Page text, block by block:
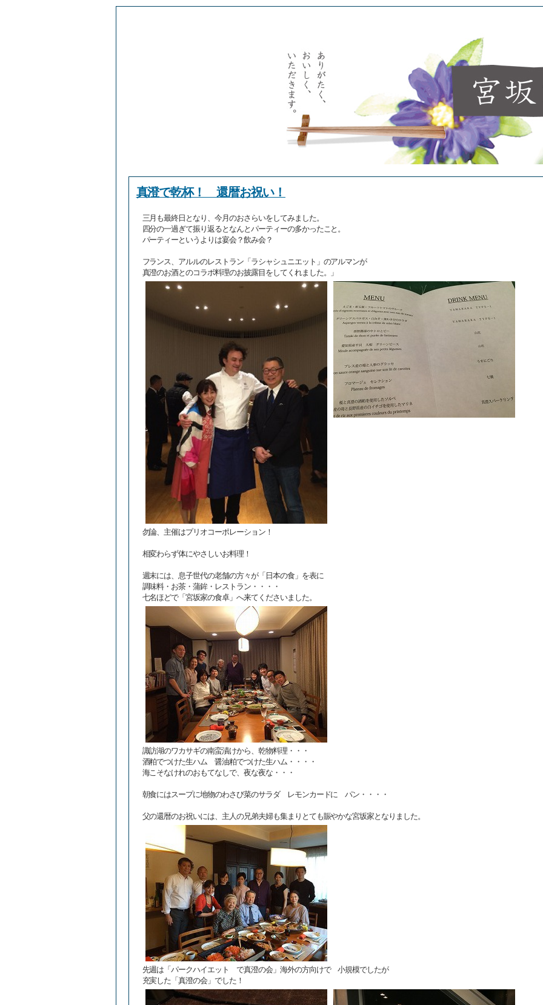
真澄で乾杯！ 還暦お祝い！
三月も最終日となり、今月のおさらいをしてみました。
四分の一過ぎて振り返るとなんとパーティーの多かったこと。
パーティーというよりは宴会？飲み会？
フランス、アルルのレストラン「ラシャシュニエット」のアルマンが
真澄のお酒とのコラボ料理のお披露目をしてくれました。」
勿論、主催はプリオコーポレーション！
相変わらず体にやさしいお料理！
週末には、息子世代の老舗の方々が「日本の食」を表に
調味料・お茶・蒲鉾・レストラン・・・・
七名ほどで「宮坂家の食卓」へ来てくださいました。
諏訪湖のワカサギの南蛮漬けから、乾物料理・・・
酒粕でつけた生ハム 醤油粕でつけた生ハム・・・・
海こそなけれのおもてなしで、夜な夜な・・・
朝食にはスープに地物のわさび菜のサラダ レモンカードに パン・・・・
父の還暦のお祝いには、主人の兄弟夫婦も集まりとても賑やかな宮坂家となりました。
先週は「パークハイエット で真澄の会」海外の方向けで 小規模でしたが
充実した「真澄の会」でした！